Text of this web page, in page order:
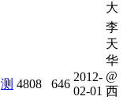
大
测 4808 646
2012-
02-01
李
天
华
@
西